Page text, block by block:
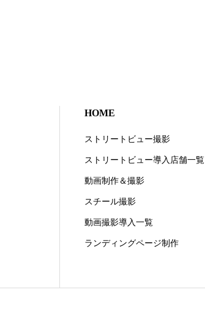
HOME
ストリートビュー撮影
ストリートビュー導入店舗一覧
動画制作＆撮影
スチール撮影
動画撮影導入一覧
ランディングページ制作